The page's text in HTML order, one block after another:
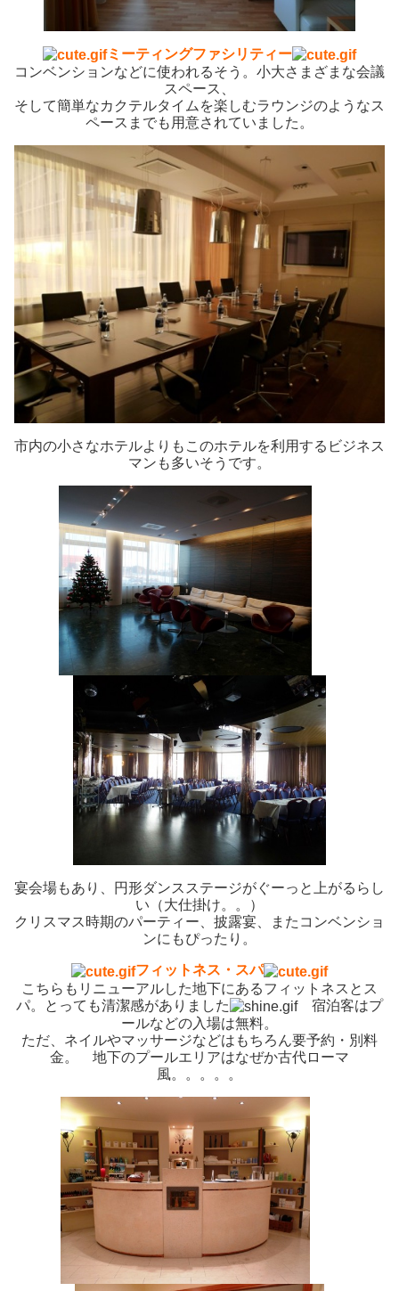
ミーティングファシリティー
コンベンションなどに使われるそう。小大さまざまな会議
スペース、
そして簡単なカクテルタイムを楽しむラウンジのようなス
ペースまでも用意されていました。
市内の小さなホテルよりもこのホテルを利用するビジネス
マンも多いそうです。
宴会場もあり、円形ダンスステージがぐーっと上がるらし
い（大仕掛け。。）
クリスマス時期のパーティー、披露宴、またコンベンショ
ンにもぴったり。
フィットネス・スパ
こちらもリニューアルした地下にあるフィットネスとス
パ。とっても清潔感がありました
宿泊客はプ
ールなどの入場は無料。
ただ、ネイルやマッサージなどはもちろん要予約・別料
金。 地下のプールエリアはなぜか古代ローマ
風。。。。。